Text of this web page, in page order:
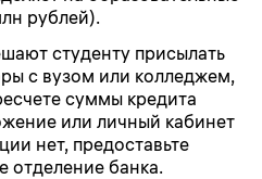
рублей).
студенту присылать
с вузом или колледжем,
суммы кредита
или личный кабинет
нет, предоставьте
отделение банка.